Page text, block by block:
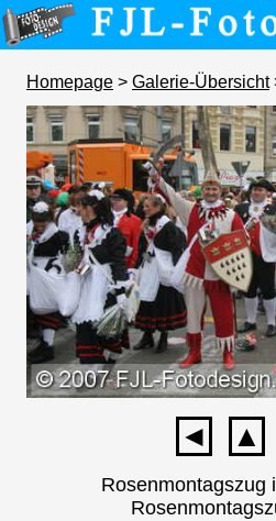
Homepage > Galerie-Übersicht
◄ ▲
Rosenmontagszug